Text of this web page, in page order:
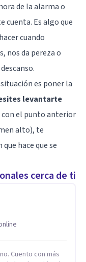
de la alarma o
cuenta. Es algo que
cuando
nos da pereza o
es poner la
levantarte
con el punto anterior
alto), te
hace que se
cerca de ti
Cuento con más